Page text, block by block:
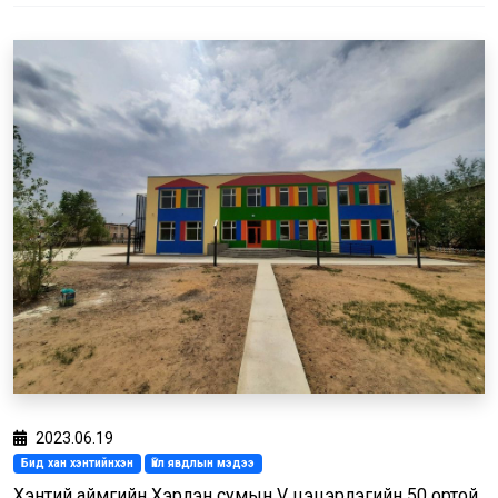
2023.06.19
Бид хан хэнтийнхэн Үйл явдлын мэдээ